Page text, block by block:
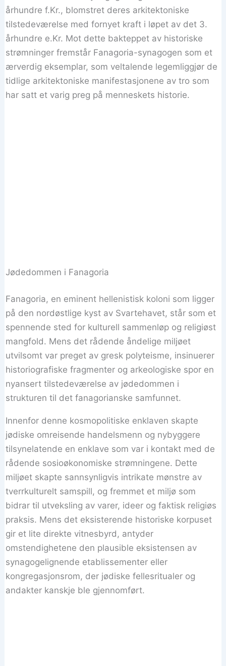
århundre f.Kr., blomstret deres arkitektoniske
tilstedeværelse med fornyet kraft i løpet av det 3.
århundre e.Kr. Mot dette bakteppet av historiske
strømninger fremstår Fanagoria-synagogen som et
ærverdig eksemplar, som veltalende legemliggjør de
tidlige arkitektoniske manifestasjonene av tro som
har satt et varig preg på menneskets historie.
Jødedommen i Fanagoria
Fanagoria, en eminent hellenistisk koloni som ligger
på den nordøstlige kyst av Svartehavet, står som et
spennende sted for kulturell sammenløp og religiøst
mangfold. Mens det rådende åndelige miljøet
utvilsomt var preget av gresk polyteisme, insinuerer
historiografiske fragmenter og arkeologiske spor en
nyansert tilstedeværelse av jødedommen i
strukturen til det fanagorianske samfunnet.
Innenfor denne kosmopolitiske enklaven skapte
jødiske omreisende handelsmenn og nybyggere
tilsynelatende en enklave som var i kontakt med de
rådende sosioøkonomiske strømningene. Dette
miljøet skapte sannsynligvis intrikate mønstre av
tverrkulturelt samspill, og fremmet et miljø som
bidrar til utveksling av varer, ideer og faktisk religiøs
praksis. Mens det eksisterende historiske korpuset
gir et lite direkte vitnesbyrd, antyder
omstendighetene den plausible eksistensen av
synagogelignende etablissementer eller
kongregasjonsrom, der jødiske fellesritualer og
andakter kanskje ble gjennomført.